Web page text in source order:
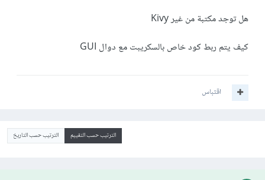
هل توجد مكتبة من غير Kivy
كيف يتم ربط كود خاص بالسكريبت مع دوال GUI
اقتباس
الترتيب حسب التقييم الترتيب حسب التاريخ